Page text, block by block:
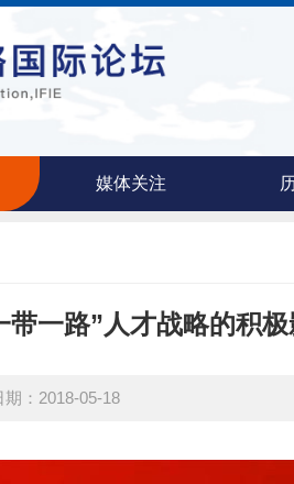
媒体关注
一路”人才战略的积极
期：2018-05-18